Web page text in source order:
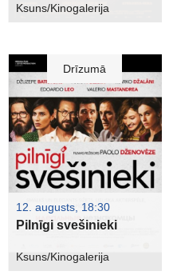
Ksuns/Kinogalerija
Drīzumā
12. augusts, 18:30
Pilnīgi svešinieki
Ksuns/Kinogalerija